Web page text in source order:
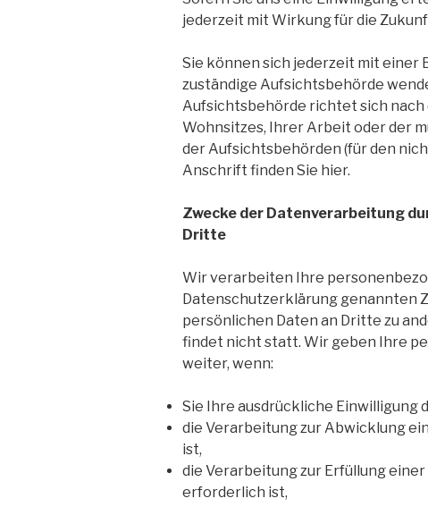
jederzeit mit Wirkung für die
Sie können sich jederzeit mit einer
zuständige Aufsichtsbehörde
Aufsichtsbehörde richtet sich nach
Wohnsitzes, Ihrer Arbeit oder der
der Aufsichtsbehörden (für den
Anschrift finden Sie hier.
Zwecke der Datenverarbeitung
Dritte
Wir verarbeiten Ihre
Datenschutzerklärung genannten
persönlichen Daten an Dritte zu
findet nicht statt. Wir geben Ihre
weiter, wenn:
Sie Ihre ausdrückliche Einwilligung
die Verarbeitung zur Abwicklung
ist,
die Verarbeitung zur Erfüllung
erforderlich ist,